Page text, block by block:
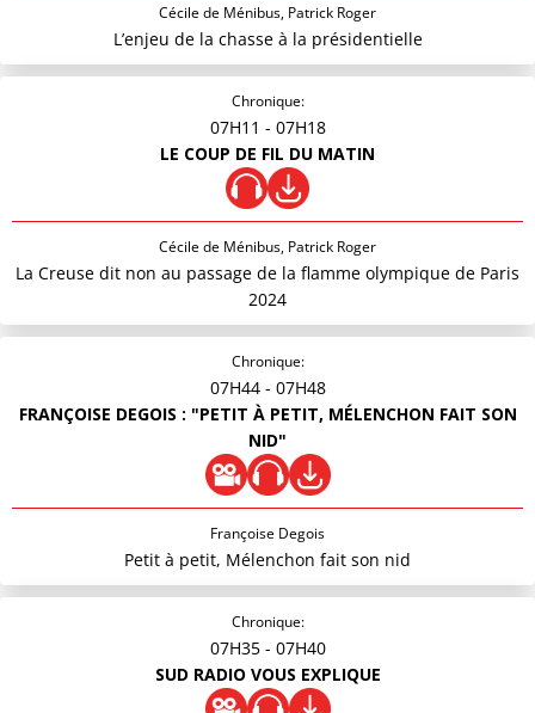
Cécile de Ménibus, Patrick Roger
L’enjeu de la chasse à la présidentielle
Chronique:
07H11 - 07H18
LE COUP DE FIL DU MATIN
Cécile de Ménibus, Patrick Roger
La Creuse dit non au passage de la flamme olympique de Paris
2024
Chronique:
07H44 - 07H48
FRANÇOISE DEGOIS : "PETIT À PETIT, MÉLENCHON FAIT SON
NID"
Françoise Degois
Petit à petit, Mélenchon fait son nid
Chronique:
07H35 - 07H40
SUD RADIO VOUS EXPLIQUE